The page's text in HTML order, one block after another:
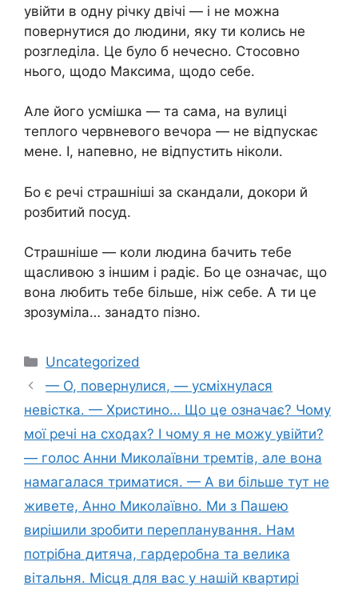
увійти в одну річку двічі — і не можна
повернутися до людини, яку ти колись не
розгледіла. Це було б нечесно. Стосовно
нього, щодо Максима, щодо себе.
Але його усмішка — та сама, на вулиці
теплого червневого вечора — не відпускає
мене. І, напевно, не відпустить ніколи.
Бо є речі страшніші за скандали, докори й
розбитий посуд.
Страшніше — коли людина бачить тебе
щасливою з іншим і радіє. Бо це означає, що
вона любить тебе більше, ніж себе. А ти це
зрозуміла… занадто пізно.
Категорії
Uncategorized
— О, повернулися, — усміхнулася
невістка. — Христино… Що це означає? Чому
мої речі на сходах? І чому я не можу увійти?
— голос Анни Миколаївни тремтів, але вона
намагалася триматися. — А ви більше тут не
живете, Анно Миколаївно. Ми з Пашею
вирішили зробити перепланування. Нам
потрібна дитяча, гардеробна та велика
вітальня. Місця для вас у нашій квартирі